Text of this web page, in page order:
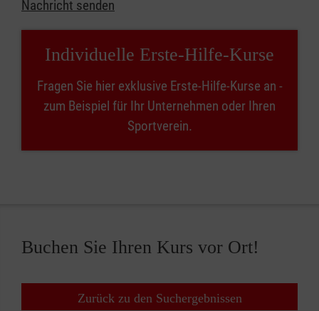
Nachricht senden
Individuelle Erste-Hilfe-Kurse
Fragen Sie hier exklusive Erste-Hilfe-Kurse an -
zum Beispiel für Ihr Unternehmen oder Ihren
Sportverein.
Buchen Sie Ihren Kurs vor Ort!
Zurück zu den Suchergebnissen